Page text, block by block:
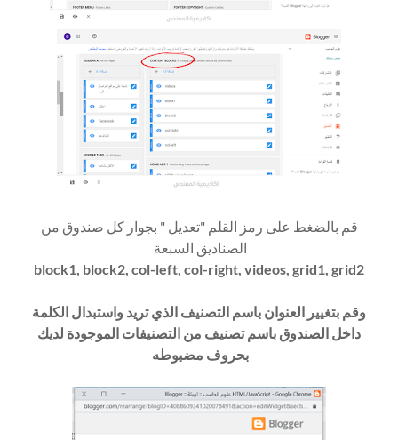
قم بالضغط على رمز القلم "تعديل " بجوار كل صندوق من
الصناديق السبعة
block1, block2, col-left, col-right, videos, grid1, grid2
وقم بتغيير العنوان باسم التصنيف الذي تريد واستبدال الكلمة
داخل الصندوق باسم تصنيف من التصنيفات الموجودة لديك
بحروف مضبوطه